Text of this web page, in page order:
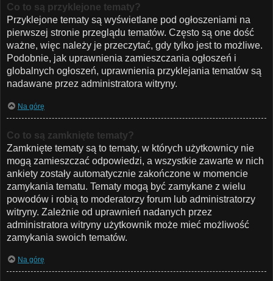
Co to są przyklejone tematy?
Przyklejone tematy są wyświetlane pod ogłoszeniami na
pierwszej stronie przeglądu tematów. Często są one dość
ważne, więc należy je przeczytać, gdy tylko jest to możliwe.
Podobnie, jak uprawnienia zamieszczania ogłoszeń i
globalnych ogłoszeń, uprawnienia przyklejania tematów są
nadawane przez administratora witryny.
Na górę
Co to są zamknięte tematy?
Zamknięte tematy są to tematy, w których użytkownicy nie
mogą zamieszczać odpowiedzi, a wszystkie zawarte w nich
ankiety zostały automatycznie zakończone w momencie
zamykania tematu. Tematy mogą być zamykane z wielu
powodów i robią to moderatorzy forum lub administratorzy
witryny. Zależnie od uprawnień nadanych przez
administratora witryny użytkownik może mieć możliwość
zamykania swoich tematów.
Na górę